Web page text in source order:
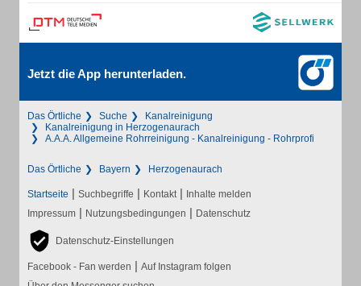
Jetzt die App herunterladen.
Das Örtliche Suche
Kanalreinigung
Kanalreinigung in Herzogenaurach
A.A.A. Allgemeine Rohrreinigung - Kanalreinigung - Rohrprofi
Das Örtliche Bayern Herzogenaurach
Startseite | Suchbegriffe | Kontakt | Inhalte melden
Impressum | Nutzungsbedingungen | Datenschutz
Datenschutz-Einstellungen
Facebook - Fan werden | Auf Instagram folgen